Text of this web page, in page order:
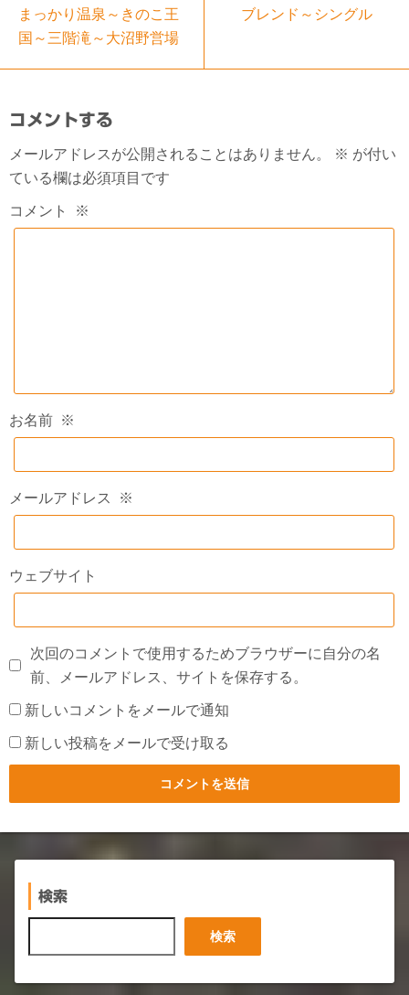
まっかり温泉～きのこ王
国～三階滝～大沼野営場
ブレンド～シングル
コメントする
メールアドレスが公開されることはありません。 ※ が付い
ている欄は必須項目です
コメント ※
お名前 ※
メールアドレス ※
ウェブサイト
次回のコメントで使用するためブラウザーに自分の名
前、メールアドレス、サイトを保存する。
新しいコメントをメールで通知
新しい投稿をメールで受け取る
検索
索
検索